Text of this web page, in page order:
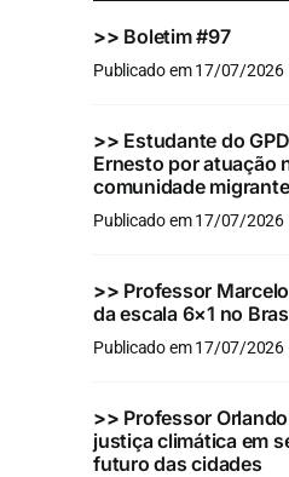
>> Boletim #97
Publicado em 17/07/2026
>> Estudante do
Ernesto por atuação
comunidade
Publicado em 17/07/2026
>> Professor
da escala 6×1 no
Publicado em 17/07/2026
>> Professor
justiça climática em
futuro das cidades